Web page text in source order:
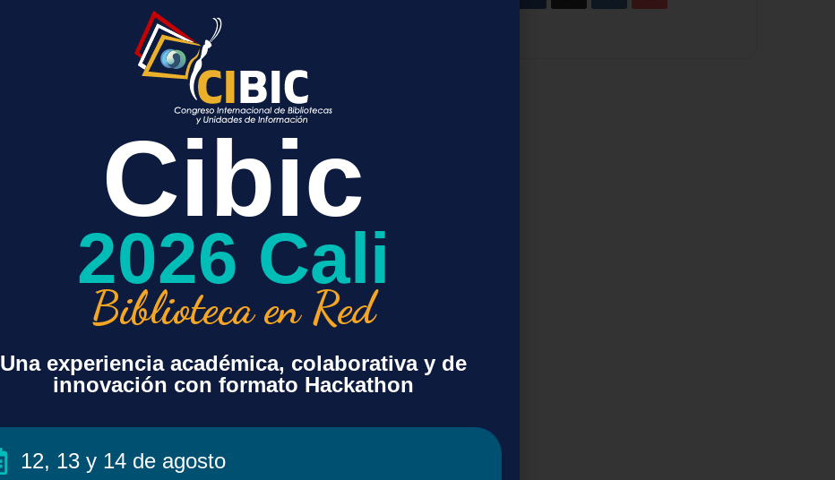
+ exportación iCal / Outlook
Cibic
2026 Cali
Biblioteca en Red
Una experiencia académica, colaborativa y de
innovación con formato Hackathon
12, 13 y 14 de agosto